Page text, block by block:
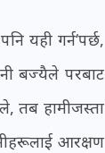
यही गर्न‘पर्छ,
बज्यैले परबाट
तब हामीजस्ता
आरक्षण